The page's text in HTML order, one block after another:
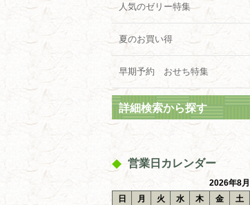
人気のゼリー特集
夏のお買い得
早期予約 おせち特集
詳細検索から探す
営業日カレンダー
2026年8月
日
月 火 水 木 金
土